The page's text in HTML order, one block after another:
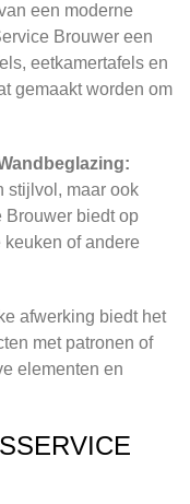
een moderne
Brouwer een
eetkamertafels en
gemaakt worden om
stijlvol, maar ook
Brouwer biedt op
of andere
afwerking biedt het
met patronen of
elementen en